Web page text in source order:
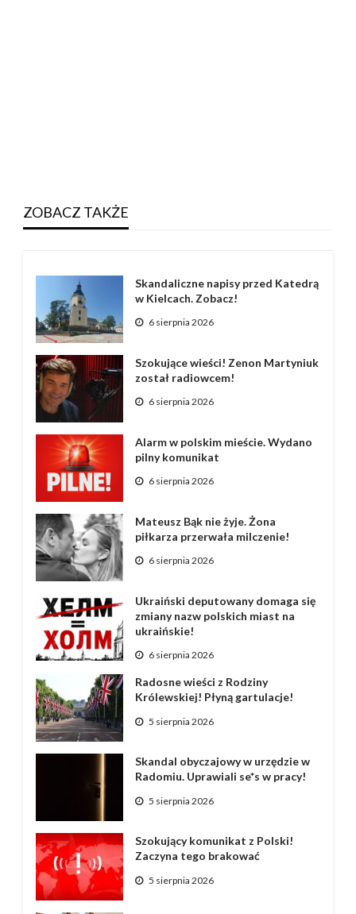
ZOBACZ TAKŻE
Skandaliczne napisy przed Katedrą
w Kielcach. Zobacz!
6 sierpnia 2026
Szokujące wieści! Zenon Martyniuk
został radiowcem!
6 sierpnia 2026
Alarm w polskim mieście. Wydano
pilny komunikat
6 sierpnia 2026
Mateusz Bąk nie żyje. Żona
piłkarza przerwała milczenie!
6 sierpnia 2026
Ukraiński deputowany domaga się
zmiany nazw polskich miast na
ukraińskie!
6 sierpnia 2026
Radosne wieści z Rodziny
Królewskiej! Płyną gartulacje!
5 sierpnia 2026
Skandal obyczajowy w urzędzie w
Radomiu. Uprawiali se*s w pracy!
5 sierpnia 2026
Szokujący komunikat z Polski!
Zaczyna tego brakować
5 sierpnia 2026